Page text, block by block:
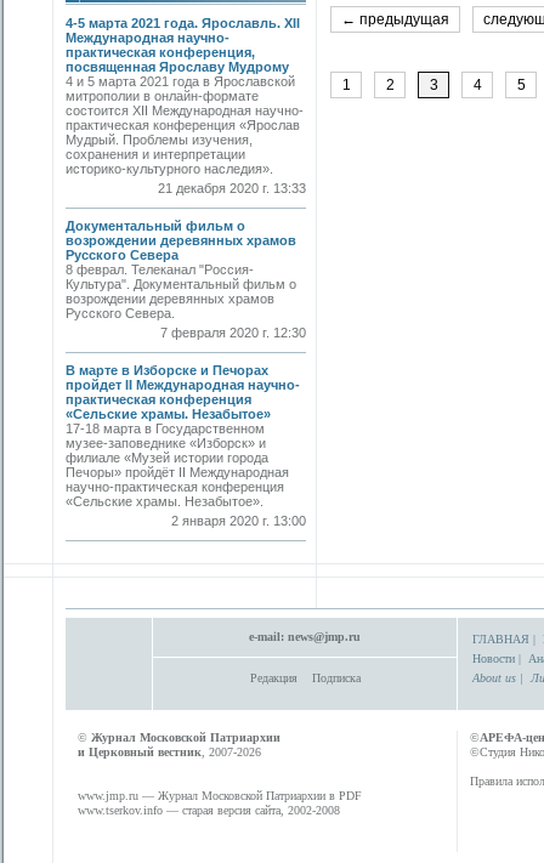
4-5 марта 2021 года. Ярославль. XII
Международная научно-
практическая конференция,
посвященная Ярославу Мудрому
4 и 5 марта 2021 года в Ярославской
митрополии в онлайн-формате
состоится XII Международная научно-
практическая конференция «Ярослав
Мудрый. Проблемы изучения,
сохранения и интерпретации
историко-культурного наследия».
21 декабря 2020 г. 13:33
Документальный фильм о
возрождении деревянных храмов
Русского Севера
8 феврал. Телеканал "Россия-
Культура". Документальный фильм о
возрождении деревянных храмов
Русского Севера.
7 февраля 2020 г. 12:30
В марте в Изборске и Печорах
пройдет II Международная научно-
практическая конференция
«Сельские храмы. Незабытое»
17-18 марта в Государственном
музее-заповеднике «Изборск» и
филиале «Музей истории города
Печоры» пройдёт II Международная
научно-практическая конференция
«Сельские храмы. Незабытое».
2 января 2020 г. 13:00
← предыдущая
1 2 3 4 5
e-mail: news@jmp.ru
Редакция Подписка
ГЛАВНАЯ |
Новости |
About us |
© Журнал Московской Патриархии
и Церковный вестник , 2007-2026
www.jmp.ru — Журнал Московской Патриархии в PDF
www.tserkov.info — старая версия сайта, 2002-2008
©АРЕФА-
©Студия
Правила